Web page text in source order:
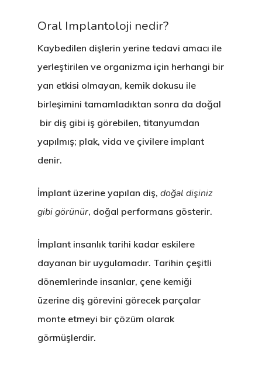
Oral Implantoloji nedir?
Kaybedilen dişlerin yerine tedavi amacı ile
yerleştirilen ve organizma için herhangi bir
yan etkisi olmayan, kemik dokusu ile
birleşimini tamamladıktan sonra da doğal
bir diş gibi iş görebilen, titanyumdan
yapılmış; plak, vida ve çivilere implant
denir.
İmplant üzerine yapılan diş, doğal dişiniz
gibi görünür, doğal performans gösterir.
İmplant insanlık tarihi kadar eskilere
dayanan bir uygulamadır. Tarihin çeşitli
dönemlerinde insanlar, çene kemiği
üzerine diş görevini görecek parçalar
monte etmeyi bir çözüm olarak
görmüşlerdir.